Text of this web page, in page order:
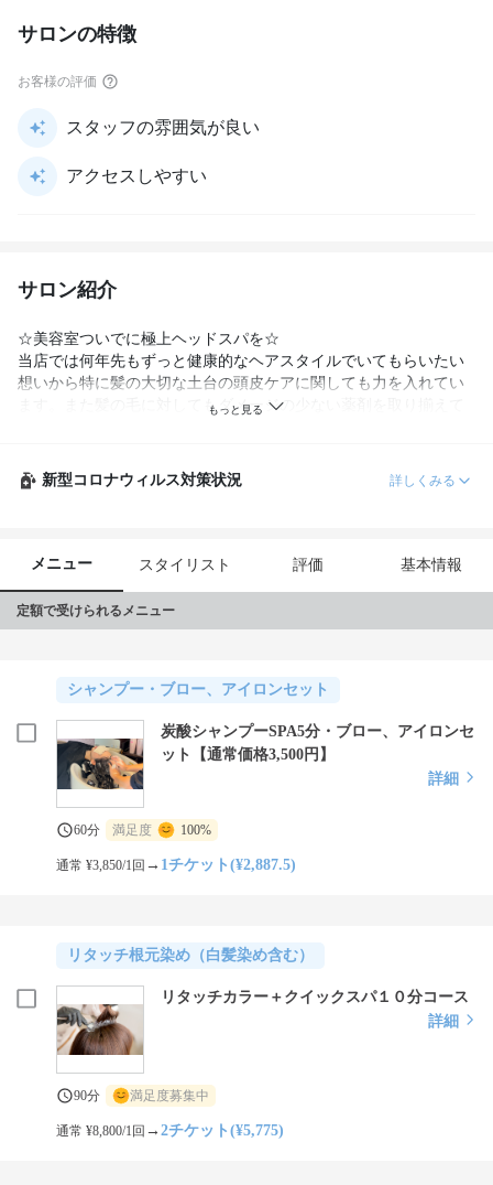
サロンの特徴
お客様の評価
スタッフの雰囲気が良い
アクセスしやすい
サロン紹介
☆美容室ついでに極上ヘッドスパを☆
当店では何年先もずっと健康的なヘアスタイルでいてもらいたい
想いから特に髪の大切な土台の頭皮ケアに関しても力を入れてい
ます。また髪の毛に対してもダメージの少ない薬剤を取り揃えて
新型コロナウィルス対策状況
詳しくみる
メニュー スタイリスト 評価 基本情報
定額で受けられるメニュー
シャンプー・ブロー、アイロンセット
炭酸シャンプーSPA5分・ブロー、アイロンセ
ット【通常価格3,500円】
詳細
60分 満足度 100%
通常 ¥3,850/1回 → 1チケット(¥2,887.5)
リタッチ根元染め（白髪染め含む）
リタッチカラー＋クイックスパ１０分コース
詳細
90分 満足度募集中
通常 ¥8,800/1回 →2チケット(¥5,775)